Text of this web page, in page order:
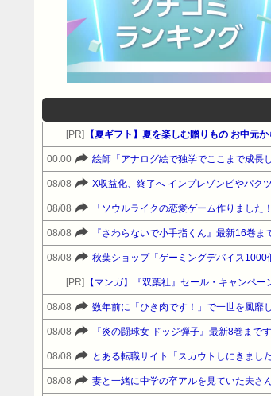
[PR] 【夏ギフト】夏を楽しむ贈りもの お中元
00:00
08/08 X収益化、終了へ インプレゾンビやパク
08/08
08/08
08/08 秋葉ショップ「ゲーミングデバイス
[PR] 【マンガ】『双葉社』セール・キャンペ
08/08 数年前に「ひき肉です！」で一世を風靡
08/08
08/08 とある転職サイト「スカウトしにきま
08/08 妻と一緒に中学の卒アルを見ていた夫さ